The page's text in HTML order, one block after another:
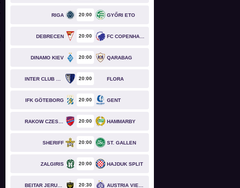
RIGA 20 00 GYŐRI ETO
DEBRECEN 20 00
DINAMO KIEV 20 00 QARABAG
20 00 FLORA
IFK GÖTEBORG 20 00 GENT
20 00 HAMMARBY
SHERIFF 20 00 ST. GALLEN
ZALGIRIS 20 00 HAJDUK SPLIT
20 30